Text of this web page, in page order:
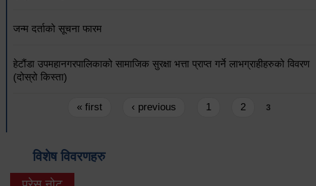
जन्म दर्ताको सूचना फारम
हेटौंडा उपमहानगरपालिकाको सामाजिक सुरक्षा भत्ता प्राप्‍त गर्ने लाभग्राहीहरुको विवरण
(दोस्रो किस्ता)
« first ‹ previous 1 2 3
विशेष विवरणहरु